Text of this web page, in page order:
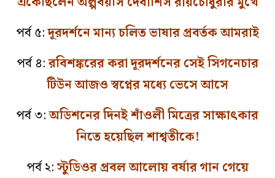
পর্ব ৫:দূরদর্শনে মান্য চলিত ভাষার প্রবর্তক আমরাই
পর্ব ৪:রবিশঙ্করের করা দূরদর্শনের সেই সিগনেচার
টিউন আজও স্বপ্নের মধ্যে ভেসে আসে
পর্ব ৩:অডিশনের দিনই শাঁওলী মিত্রের সাক্ষাৎকার
নিতে হয়েছিল শাশ্বতীকে!
পর্ব ২:স্টুডিওর প্রবল আলোয় বর্ষার গান গেয়ে